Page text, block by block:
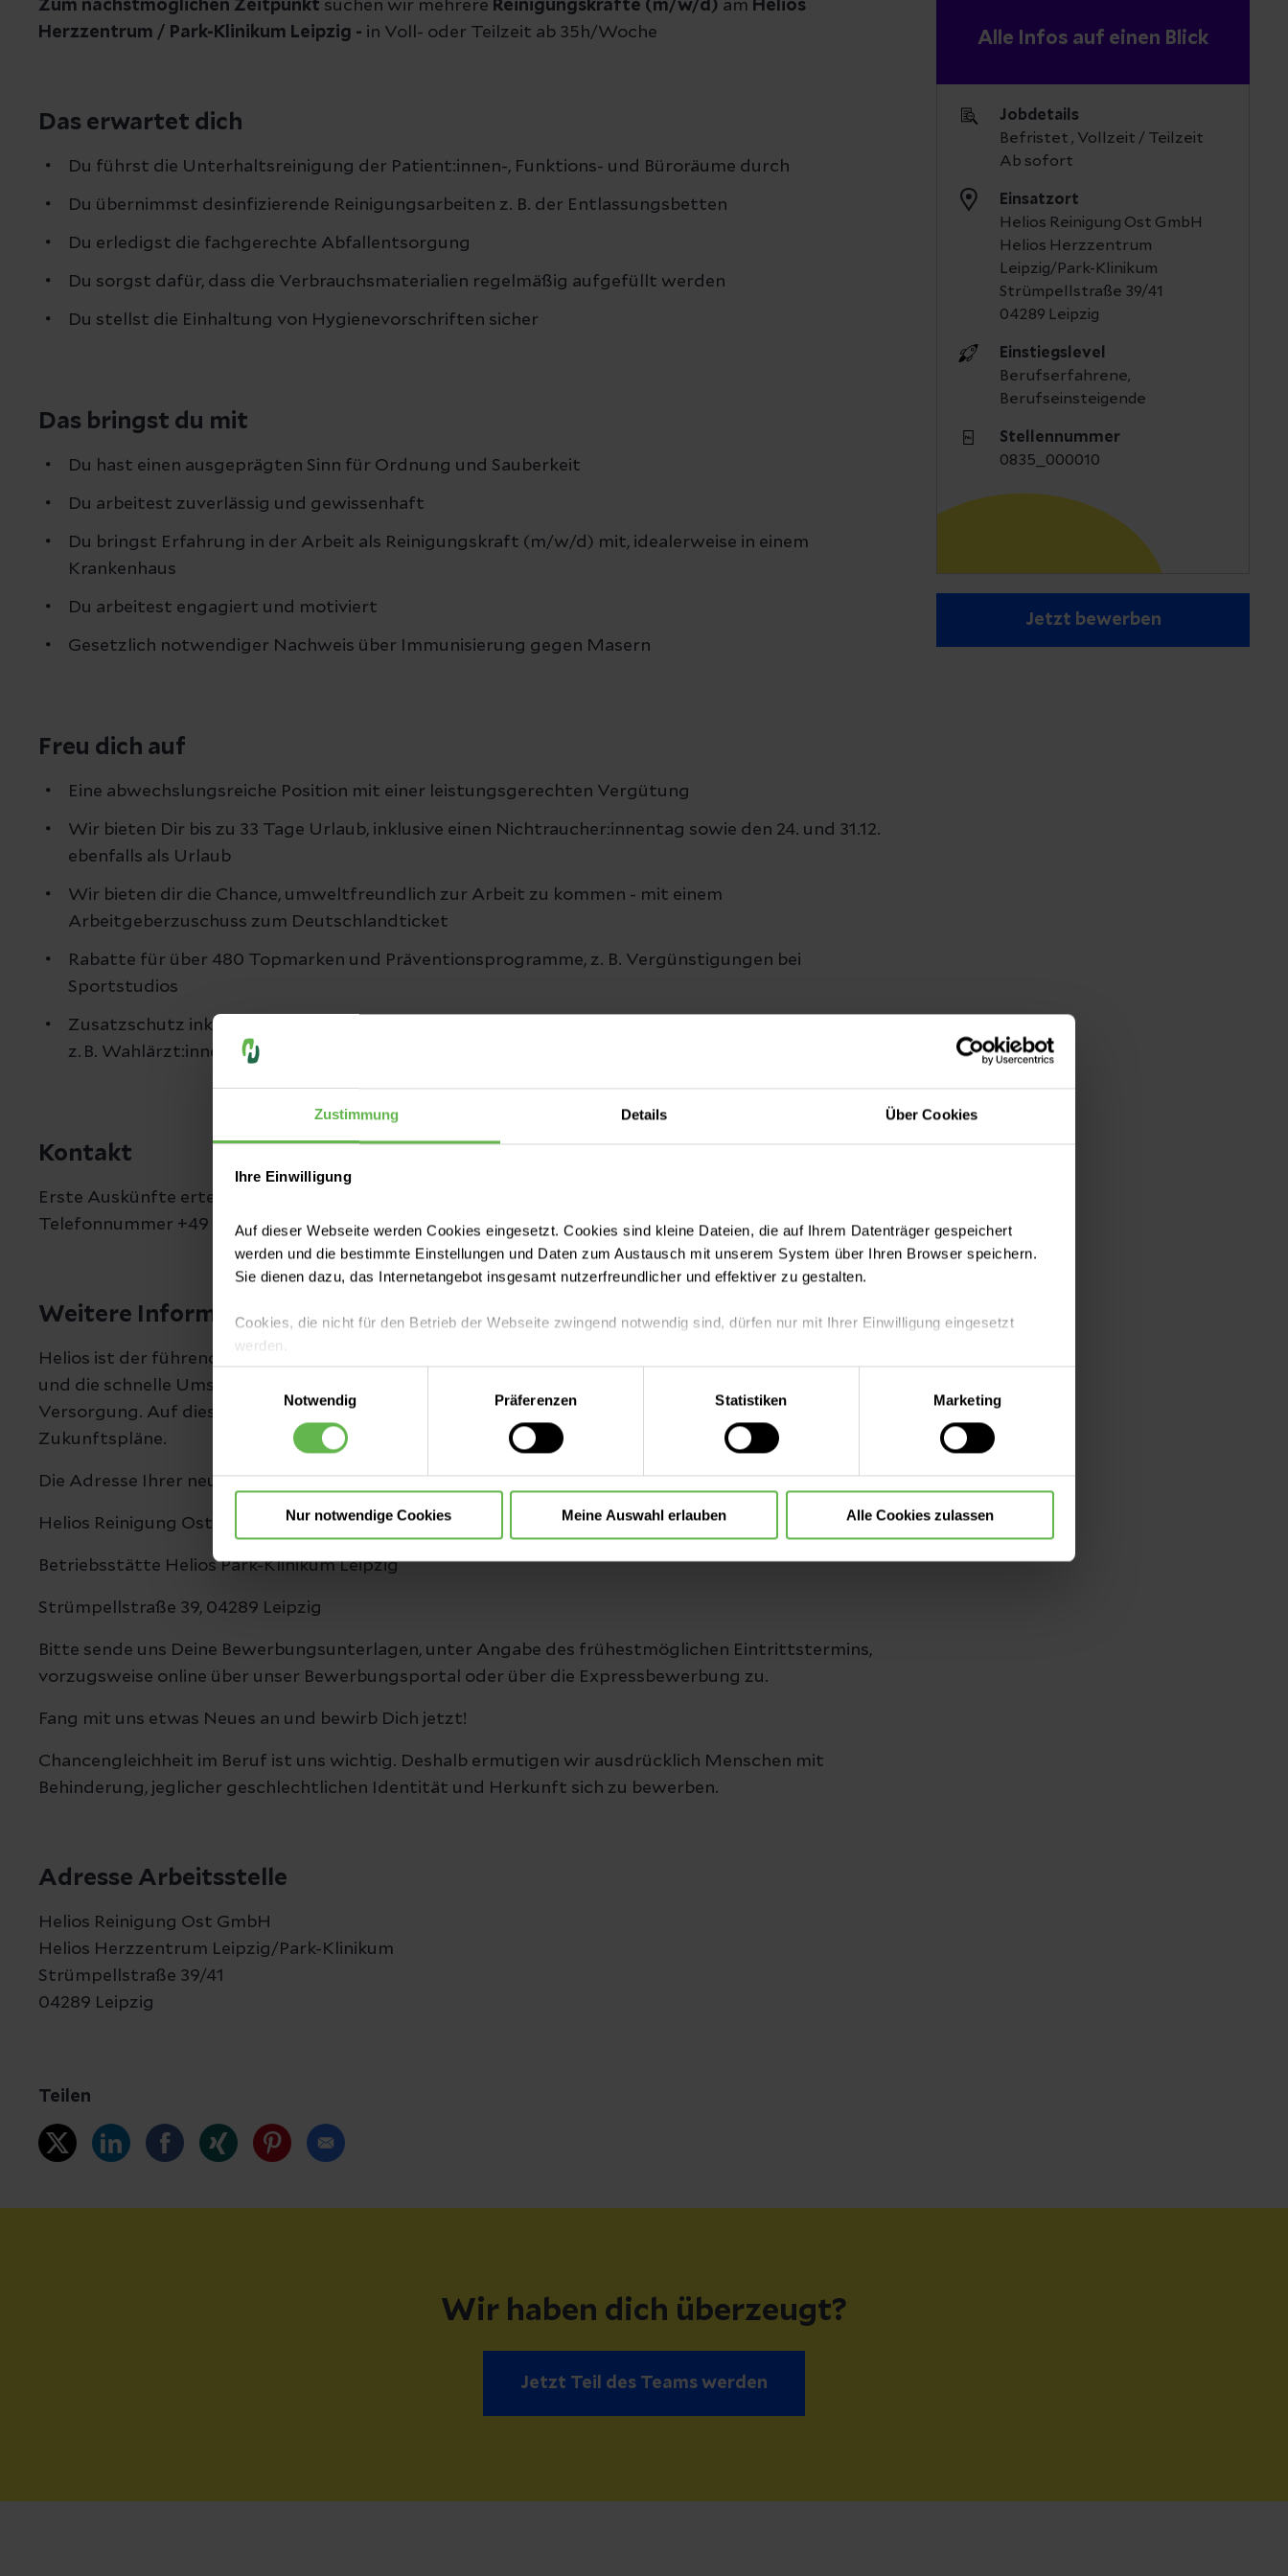
Zustimmung Details Über Cookies
Ihre Einwilligung
Auf dieser Webseite werden Cookies eingesetzt. Cookies sind kleine Dateien, die auf Ihrem Datenträger gespeichert
werden und die bestimmte Einstellungen und Daten zum Austausch mit unserem System über Ihren Browser speichern.
Sie dienen dazu, das Internetangebot insgesamt nutzerfreundlicher und effektiver zu gestalten.
Cookies, die nicht für den Betrieb der Webseite zwingend notwendig sind, dürfen nur mit Ihrer Einwilligung eingesetzt
werden.
Es steht Ihnen frei, unsere Seite mit nur den notwendigen Cookies zu benutzen, eine individuelle Auswahl hinsichtlich der
nicht notwendigen Cookies zu treffen oder durch Auswahl von „Alle Cookies akzeptieren“ in die Verwendung aller Cookies
einzuwilligen. Ihre Auswahlentscheidung können Sie jederzeit ändern oder widerrufen.
Notwendig
Präferenzen Statistiken Marketing
Nur notwendige Cookies Meine Auswahl erlauben Alle Cookies zulassen
Zum nächstmöglichen Zeitpunkt suchen wir mehrere Reinigungskräfte (m/w/d) am Helios
Herzzentrum / Park-Klinikum Leipzig - in Voll- oder Teilzeit ab 35h/Woche
Das erwartet dich
Du führst die Unterhaltsreinigung der Patient:innen-, Funktions- und Büroräume durch
Du übernimmst desinfizierende Reinigungsarbeiten z. B. der Entlassungsbetten
Du erledigst die fachgerechte Abfallentsorgung
Du sorgst dafür, dass die Verbrauchsmaterialien regelmäßig aufgefüllt werden
Du stellst die Einhaltung von Hygienevorschriften sicher
Das bringst du mit
Du hast einen ausgeprägten Sinn für Ordnung und Sauberkeit
Du arbeitest zuverlässig und gewissenhaft
Du bringst Erfahrung in der Arbeit als Reinigungskraft (m/w/d) mit, idealerweise in einem
Krankenhaus
Du arbeitest engagiert und motiviert
Gesetzlich notwendiger Nachweis über Immunisierung gegen Masern
Freu dich auf
Eine abwechslungsreiche Position mit einer leistungsgerechten Vergütung
Wir bieten Dir bis zu 33 Tage Urlaub, inklusive einen Nichtraucher:innentag sowie den 24. und 31.12.
ebenfalls als Urlaub
Wir bieten dir die Chance, umweltfreundlich zur Arbeit zu kommen - mit einem
Arbeitgeberzuschuss zum Deutschlandticket
Rabatte für über 480 Topmarken und Präventionsprogramme, z. B. Vergünstigungen bei
Sportstudios
Zusatzschutz inklusive: Die Helios PlusCard – eine von Helios finanzierte Zusatzversicherung mit
z. B. Wahlärzt:innenbehandlung bei stationärem Aufenthalt in einer unserer Akutkliniken
Kontakt
Erste Auskünfte erteilt dir gern unsere Objektleiterin, Frau Lisanne Noetzig, unter der
Telefonnummer +49 341 - 865 257 012 oder per E-Mail an: lisanne.noetzig[at]helios-gesundheit.de.
Weitere Informationen
Helios ist der führende Klinikträger in Europa. Die kollegiale und fachübergreifende Zusammenarbeit
und die schnelle Umsetzung von Innovationen garantieren unseren Patient:innen eine bestmögliche
Versorgung. Auf diese Weise entsteht ein einzigartiger Raum für Ihre Kenntnisse, Talente, Ideen und
Zukunftspläne.
Die Adresse Ihrer neuen Arbeitsstelle als Reinigungskraft (m/w/d) lautet:
Helios Reinigung Ost GmbH
Betriebsstätte Helios Park-Klinikum Leipzig
Strümpellstraße 39, 04289 Leipzig
Bitte sende uns Deine Bewerbungsunterlagen, unter Angabe des frühestmöglichen Eintrittstermins,
vorzugsweise online über unser Bewerbungsportal oder über die Expressbewerbung zu.
Fang mit uns etwas Neues an und bewirb Dich jetzt!
Chancengleichheit im Beruf ist uns wichtig. Deshalb ermutigen wir ausdrücklich Menschen mit
Behinderung, jeglicher geschlechtlichen Identität und Herkunft sich zu bewerben.
Adresse Arbeitsstelle
Helios Reinigung Ost GmbH
Helios Herzzentrum Leipzig/Park-Klinikum
Strümpellstraße 39/41
04289 Leipzig
Teilen
Alle Infos auf einen Blick
Jobdetails
Befristet , Vollzeit / Teilzeit
Ab sofort
Einsatzort
Helios Reinigung Ost GmbH
Helios Herzzentrum
Leipzig/Park-Klinikum
Strümpellstraße 39/41
04289 Leipzig
Einstiegslevel
Berufserfahrene,
Berufseinsteigende
Stellennummer
0835_000010
Jetzt bewerben
Wir haben dich überzeugt?
Jetzt Teil des Teams werden